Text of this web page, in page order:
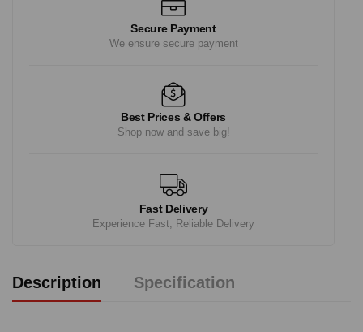
Secure Payment
We ensure secure payment
Best Prices & Offers
Shop now and save big!
Fast Delivery
Experience Fast, Reliable Delivery
Description Specification